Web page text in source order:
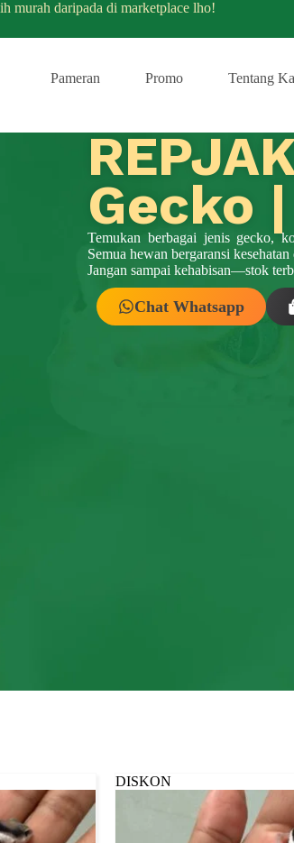
murah daripada di marketplace lho!
Pameran Promo Tentang
Gecko
Temukan berbagai jenis gecko,
Semua hewan bergaransi
Jangan sampai kehabisan—stok
Chat Whatsapp
DISKON